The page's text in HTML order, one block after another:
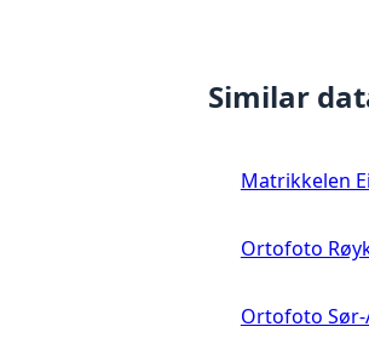
Similar
Matrikkelen
Ortofoto
Ortofoto Sør-